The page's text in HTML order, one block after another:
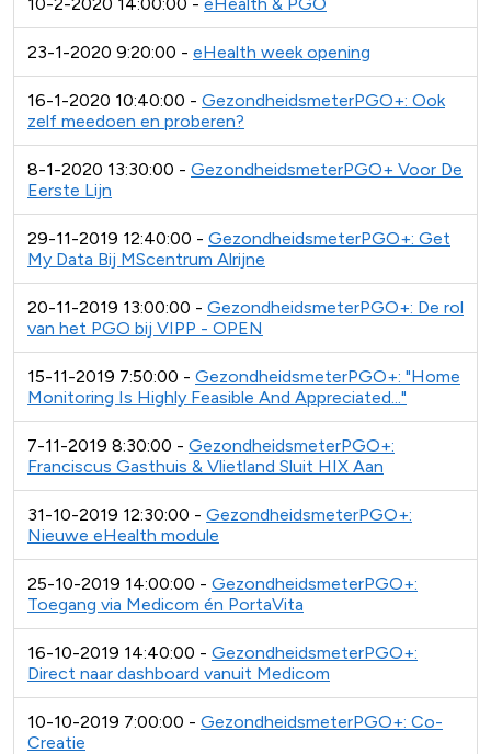
23-1-2020 9:20:00 - eHealth week opening
16-1-2020 10:40:00 - GezondheidsmeterPGO+: Ook
zelf meedoen en proberen?
8-1-2020 13:30:00 - GezondheidsmeterPGO+ Voor De
Eerste Lijn
29-11-2019 12:40:00 - GezondheidsmeterPGO+: Get
My Data Bij MScentrum Alrijne
20-11-2019 13:00:00 - GezondheidsmeterPGO+: De rol
van het PGO bij VIPP - OPEN
15-11-2019 7:50:00 - GezondheidsmeterPGO+: "Home
Monitoring Is Highly Feasible And Appreciated..."
7-11-2019 8:30:00 - GezondheidsmeterPGO+:
Franciscus Gasthuis & Vlietland Sluit HIX Aan
31-10-2019 12:30:00 - GezondheidsmeterPGO+:
Nieuwe eHealth module
25-10-2019 14:00:00 - GezondheidsmeterPGO+:
Toegang via Medicom én PortaVita
16-10-2019 14:40:00 - GezondheidsmeterPGO+:
Direct naar dashboard vanuit Medicom
10-10-2019 7:00:00 - GezondheidsmeterPGO+: Co-
Creatie